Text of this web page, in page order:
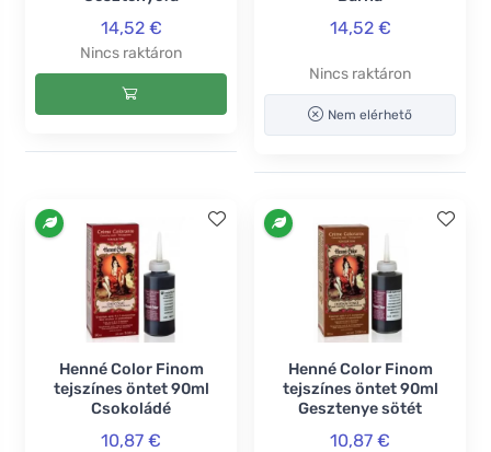
14,52 €
Nincs raktáron
14,52 €
Nincs raktáron
Nem elérhető
Henné Color Finom
tejszínes öntet 90ml
Csokoládé
10,87 €
Henné Color Finom
tejszínes öntet 90ml
Gesztenye sötét
10,87 €